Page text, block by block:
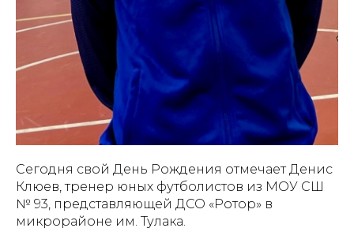
Сегодня свой День Рождения отмечает Денис
Клюев, тренер юных футболистов из МОУ СШ
№ 93, представляющей ДСО «Ротор» в
микрорайоне им. Тулака.